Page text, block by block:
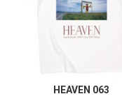
HEAVEN 063